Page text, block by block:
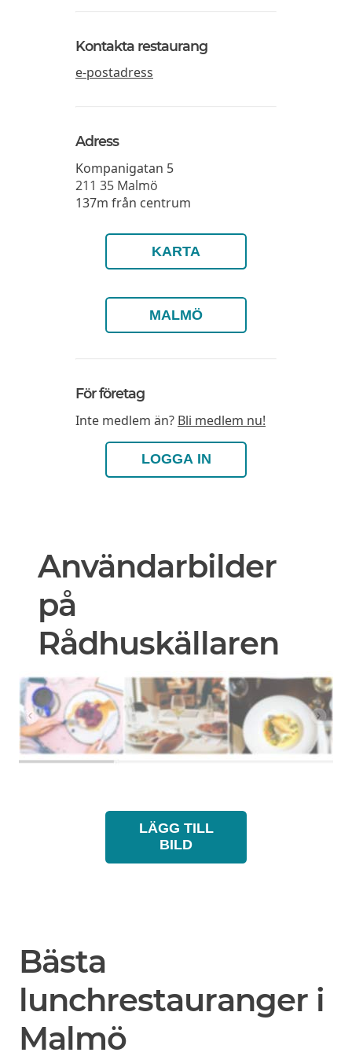
Kontakta restaurang
e-postadress
Adress
Kompanigatan 5
211 35 Malmö
137m från centrum
KARTA
MALMÖ
För företag
Inte medlem än? Bli medlem nu!
LOGGA IN
Användarbilder
på
Rådhuskällaren
LÄGG TILL
BILD
Bästa
lunchrestauranger i
Malmö